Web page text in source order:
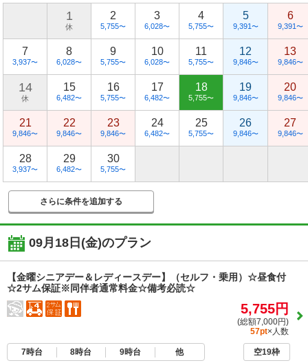
1
休
2
5,755〜
3
6,028〜
4
5,755〜
5
9,391〜
6
9,391〜
7
3,937〜
8
6,028〜
9
5,755〜
10
6,028〜
11
5,755〜
12
9,846〜
13
9,846〜
14
休
15
6,482〜
16
5,755〜
17
6,482〜
18
5,755〜
19
9,846〜
20
9,846〜
21
9,846〜
22
9,846〜
23
9,846〜
24
6,482〜
25
5,755〜
26
9,846〜
27
9,846〜
28
3,937〜
29
6,482〜
30
5,755〜
さらに条件を追加する
09月18日(金)のプラン
【金曜シニアデー＆レディースデー】（セルフ・乗用）☆昼食付
☆2サム保証※同伴者通常料金☆備考必読☆
5,755円
(総額7,000円)
57pt×人数
7時台 8時台 9時台 他 空19枠